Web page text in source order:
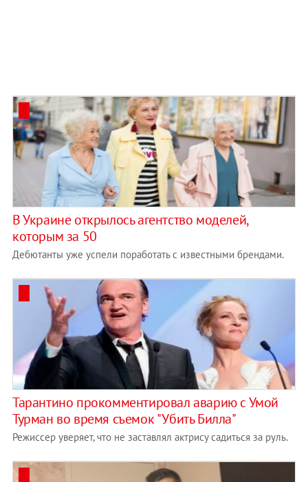
​В Украине открылось агентство моделей,
которым за 50
Дебютанты уже успели поработать с известными брендами.
Тарантино прокомментировал аварию с Умой
Турман во время съемок "Убить Билла"
Режиссер уверяет, что не заставлял актрису садиться за руль.